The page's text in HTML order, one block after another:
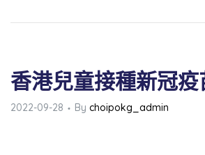
香港兒童接種新冠
2022-09-28 By choipokg_admin